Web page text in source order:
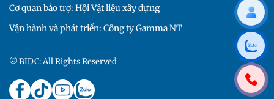
Cơ quan bảo trợ: Hội Vật liệu xây dựng
Vận hành và phát triển: Công ty Gamma NT
© BIDC: All Rights Reserved